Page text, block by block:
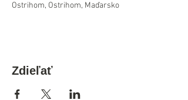
Ostrihom, Ostrihom, Maďarsko
Zdieľať